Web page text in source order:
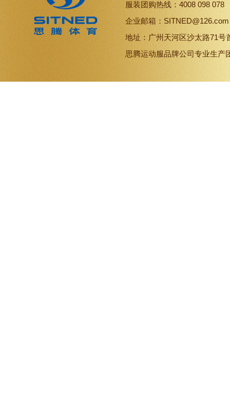
服装团购热线：4008 098
企业邮箱：
地址：广州天河区沙太路71号
思腾运动服品牌公司专业生产